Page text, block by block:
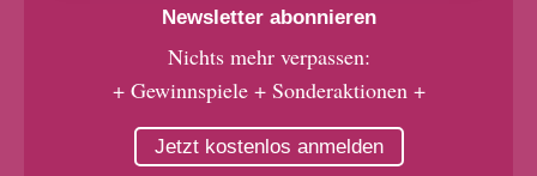
Newsletter abonnieren
Nichts mehr verpassen:
+ Gewinnspiele + Sonderaktionen +
Jetzt kostenlos anmelden